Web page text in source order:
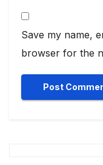
Save my name,
browser for the